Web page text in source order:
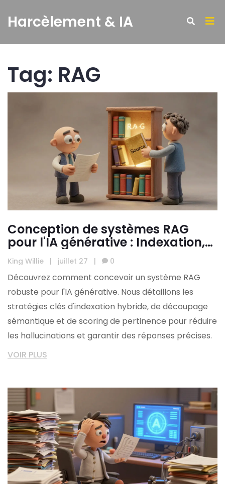
Harcèlement & IA
Tag: RAG
Conception de systèmes RAG
pour l'IA générative : Indexation,
découpage et pertinence
King Willie | juillet 27 | 0
Découvrez comment concevoir un système RAG
robuste pour l'IA générative. Nous détaillons les
stratégies clés d'indexation hybride, de découpage
sémantique et de scoring de pertinence pour réduire
les hallucinations et garantir des réponses précises.
VOIR PLUS